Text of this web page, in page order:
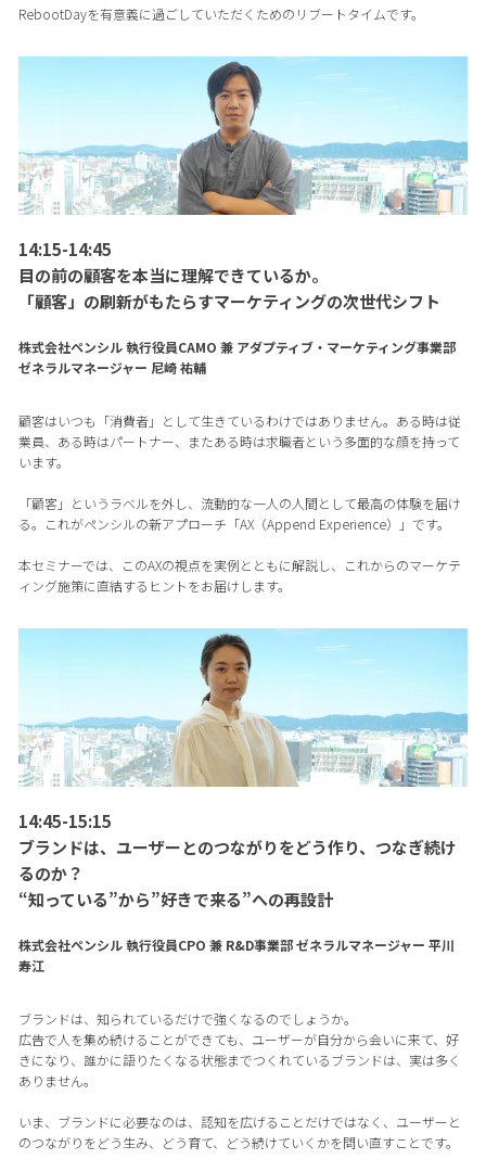
RebootDayを有意義に過ごしていただくためのリブートタイムです。
14:15-14:45
目の前の顧客を本当に理解できているか。
「顧客」の刷新がもたらすマーケティングの次世代シフト
株式会社ペンシル 執行役員CAMO 兼 アダプティブ・マーケティング事業部
ゼネラルマネージャー 尼崎 祐輔
顧客はいつも「消費者」として生きているわけではありません。ある時は従
業員、ある時はパートナー、またある時は求職者という多面的な顔を持って
います。
「顧客」というラベルを外し、流動的な一人の人間として最高の体験を届け
る。これがペンシルの新アプローチ「AX（Append Experience）」です。
本セミナーでは、このAXの視点を実例とともに解説し、これからのマーケテ
ィング施策に直結するヒントをお届けします。
14:45-15:15
ブランドは、ユーザーとのつながりをどう作り、つなぎ続け
るのか？
“知っている”から”好きで来る”への再設計
株式会社ペンシル 執行役員CPO 兼 R&D事業部 ゼネラルマネージャー 平川
寿江
ブランドは、知られているだけで強くなるのでしょうか。
広告で人を集め続けることができても、ユーザーが自分から会いに来て、好
きになり、誰かに語りたくなる状態までつくれているブランドは、実は多く
ありません。
いま、ブランドに必要なのは、認知を広げることだけではなく、ユーザーと
のつながりをどう生み、どう育て、どう続けていくかを問い直すことです。